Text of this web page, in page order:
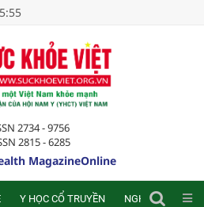
2734 - 9756
2815 - 6285
MagazineOnline
Y HỌC CỔ TRUYỀN NGHIÊN CỨU